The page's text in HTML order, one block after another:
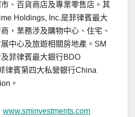
、百貨商店及專業零售店。其
Holdings, Inc.是菲律賓最大
，業務涉及購物中心、住宅、
中心及旅遊相關房地產。SM
菲律賓最大銀行BDO
律賓第四大私營銀行China
。
www.sminvestments.com